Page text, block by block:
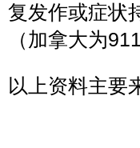
复发作或症状
（加拿大为
以上资料主要